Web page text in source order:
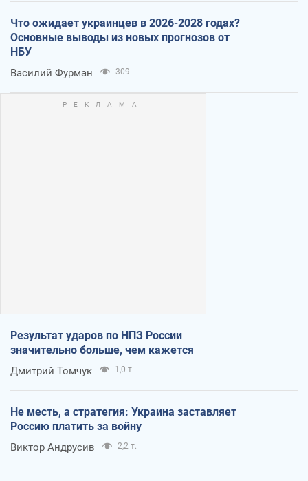
Что ожидает украинцев в 2026-2028 годах?
Основные выводы из новых прогнозов от
НБУ
Василий Фурман 309
Результат ударов по НПЗ России
значительно больше, чем кажется
Дмитрий Томчук 1,0 т.
Не месть, а стратегия: Украина заставляет
Россию платить за войну
Виктор Андрусив 2,2 т.